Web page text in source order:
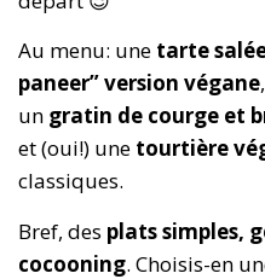
Au menu: une tarte
paneer” version végane
un gratin de courge et
et (oui!) une tourtière
classiques.
Bref, des plats simples,
cocooning. Choisis-en